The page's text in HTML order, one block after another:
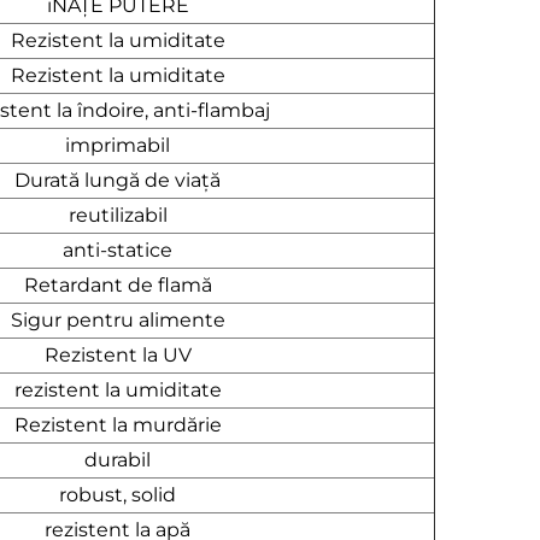
iNAȚE PUTERE
Rezistent la umiditate
Rezistent la umiditate
la îndoire, anti-flambaj
imprimabil
Durată lungă de viaţă
reutilizabil
anti-statice
Retardant de flamă
Sigur pentru alimente
Rezistent la UV
rezistent la umiditate
Rezistent la murdărie
durabil
robust, solid
rezistent la apă